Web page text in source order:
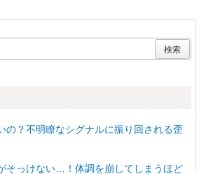
の？不明瞭なシグナルに振り回される歪
そっけない…！体調を崩してしまうほど